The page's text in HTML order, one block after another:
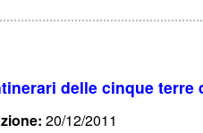
delle cinque terre
20/12/2011